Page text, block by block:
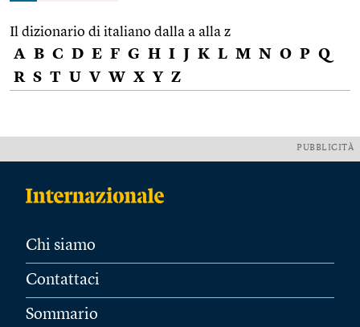
Il dizionario di italiano dalla a alla z
A B C D E F G H I J K L M N O P Q
R S T U V W X Y Z
PUBBLICITÀ
Chi siamo
Contattaci
Sommario